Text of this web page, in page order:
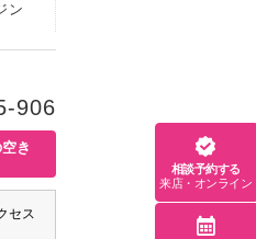
ン
906
き
セス
相談予約する
来店・オンライン